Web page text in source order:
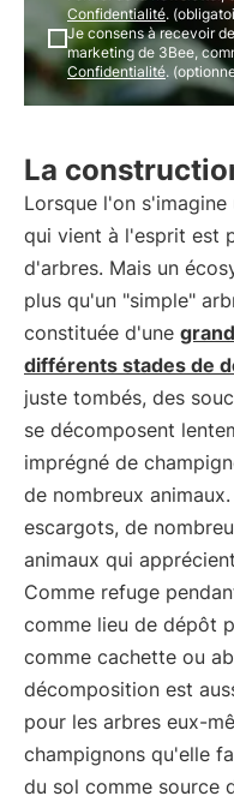
Confidentialité.
Je consens à recevoir
marketing de 3Bee,
Confidentialité.
La
Lorsque l'on
qui vient à l'esprit est
d'arbres. Mais un
plus qu'un "simple"
constituée d'une
différents stades de
juste tombés, des
se décomposent
imprégné de
de nombreux
escargots, de
animaux qui
Comme refuge
comme lieu de dépôt
comme cachette ou
décomposition est
pour les arbres eux-
champignons qu'elle
du sol comme source